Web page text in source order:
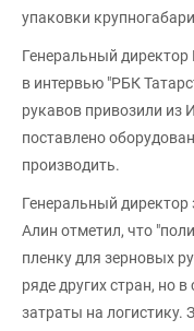
упаковки
Генеральный директор
в интервью "РБК
рукавов привозили из
поставлено
производить.
Генеральный
Алин отметил, что
пленку для зерновых
ряде других стран, но
затраты на логистику.